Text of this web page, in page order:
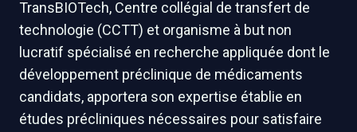
TransBIOTech, Centre collégial de transfert de
technologie (CCTT) et organisme à but non
lucratif spécialisé en recherche appliquée dont le
développement préclinique de médicaments
candidats, apportera son expertise établie en
études précliniques nécessaires pour satisfaire